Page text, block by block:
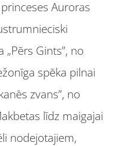
Auroras
Gints”, no
spēka pilnai
zvans”, no
līdz maigajai
nodejotajiem,